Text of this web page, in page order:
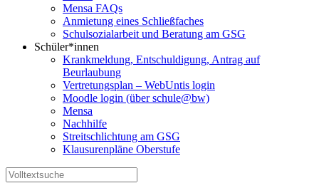
Mensa FAQs
Anmietung eines Schließfaches
Schulsozialarbeit und Beratung am GSG
Schüler*innen
Krankmeldung, Entschuldigung, Antrag auf
Beurlaubung
Vertretungsplan – WebUntis login
Moodle login (über schule@bw)
Mensa
Nachhilfe
Streitschlichtung am GSG
Klausurenpläne Oberstufe